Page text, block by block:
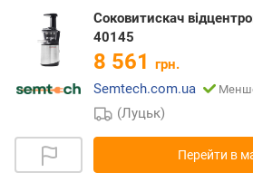
Соковитискач
40145
8 561 грн.
Semtech.com.ua
(Луцьк)
Перейти в